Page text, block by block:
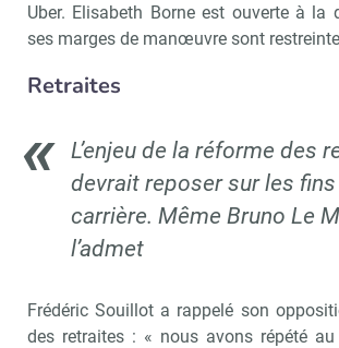
Uber. Elisabeth Borne est ouverte à la
ses marges de manœuvre sont
Retraites
L’enjeu de la réforme des
devrait reposer sur les fins
carrière. Même Bruno Le
l’admet
Frédéric Souillot a rappelé son
des retraites : « nous avons répété